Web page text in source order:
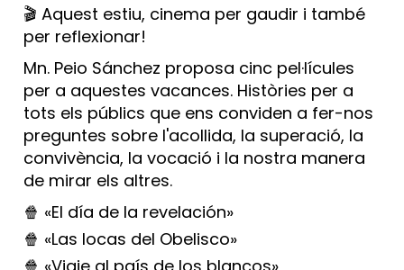
🎬 Aquest estiu, cinema per gaudir i també
per reflexionar!
Mn. Peio Sánchez proposa cinc pel·lícules
per a aquestes vacances. Històries per a
tots els públics que ens conviden a fer-nos
preguntes sobre l'acollida, la superació, la
convivència, la vocació i la nostra manera
de mirar els altres.
🍿 «El día de la revelación»
🍿 «Las locas del Obelisco»